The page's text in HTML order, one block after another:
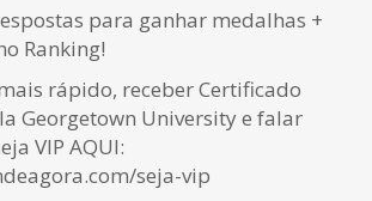
para ganhar medalhas +
Ranking!
rápido, receber Certificado
Georgetown University e falar
VIP AQUI:
seja-vip